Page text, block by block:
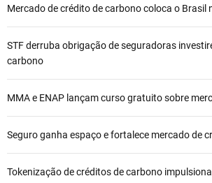
e
P
o
t
Mercado de crédito de carbono coloca o Brasil
STF derruba obrigação de seguradoras
carbono
MMA e ENAP lançam curso gratuito sobre
Seguro ganha espaço e fortalece mercado de
Tokenização de créditos de carbono